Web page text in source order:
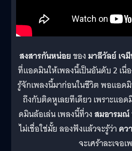
สงสารกันหน่อยของมาลีวัลย์ เจ
ที่แอดมินให้เพลงนี้เป็นอันดับ 2 เนื่
รู้จักเพลงนี้มาก่อนในชีวิต พอแอด
ถึงกับติดหูเลยทีเดียว เพราะแอ
ดมินล้อเล่น เพลงนี้ที่วงสมอารมณ์
ไม่เชื่อใช่มั้ย ลองฟังแล้วจะรู้ว่า คว
จะเศร้าละเจอ